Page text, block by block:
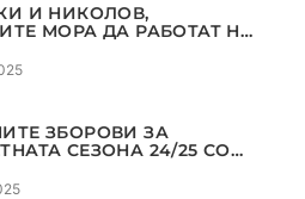
И НИКОЛОВ,
МОРА ДА РАБОТАТ НА
ЗБОРОВИ ЗА
СЕЗОНА 24/25 СО